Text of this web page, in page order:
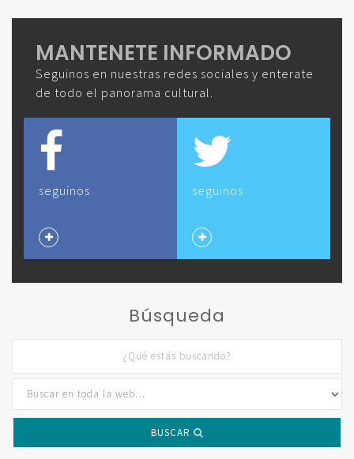
MANTENETE INFORMADO
Seguinos en nuestras redes sociales y enterate
de todo el panorama cultural.
seguinos seguinos
Búsqueda
BUSCAR